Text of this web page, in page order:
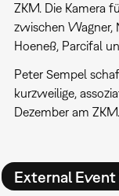
ZKM. Die Kamera
zwischen Wagner,
Hoeneß, Parcifal
Peter Sempel
kurzweilige,
Dezember am ZKM.
External